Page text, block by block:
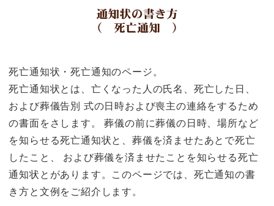
死亡通知状・死亡通知のページ。
死亡通知状とは、亡くなった人の氏名、死亡した日、
および葬儀告別 式の日時および喪主の連絡をするため
の書面をさします。 葬儀の前に葬儀の日時、場所など
を知らせる死亡通知状と、葬儀を済ませたあとで死亡
したこと、 および葬儀を済ませたことを知らせる死亡
通知状とがあります。このページでは、死亡通知の書
き方と文例をご紹介します。